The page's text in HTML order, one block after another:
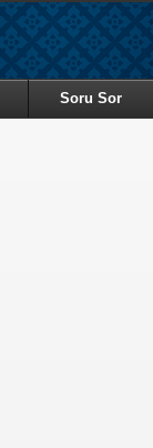
Soru Sor